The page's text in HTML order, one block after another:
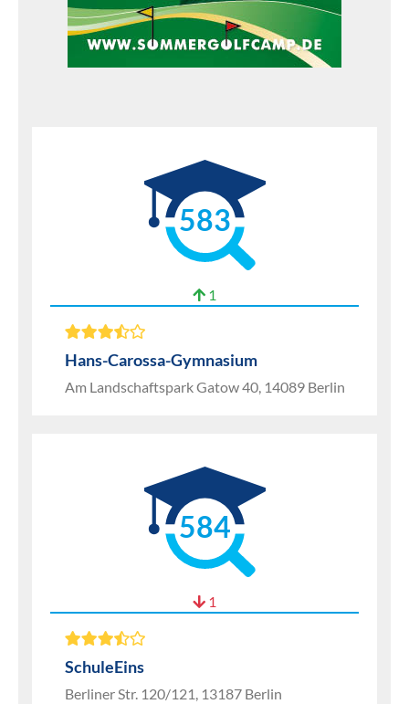
583
1
Hans-Carossa-Gymnasium
Am Landschaftspark Gatow 40, 14089 Berlin
584
1
SchuleEins
Berliner Str. 120/121, 13187 Berlin